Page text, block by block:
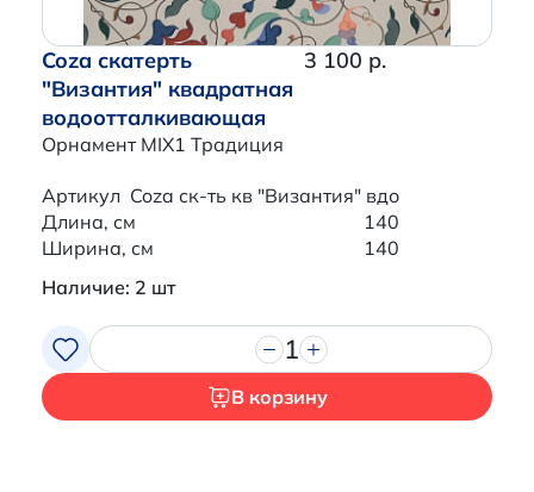
Coza скатерть
"Византия" квадратная
водоотталкивающая
Орнамент MIX1 Традиция
3 100 р.
Артикул Coza ск-ть кв "Византия" вдо
Длина, см
140
Ширина, см
140
Наличие: 2 шт
1
В корзину